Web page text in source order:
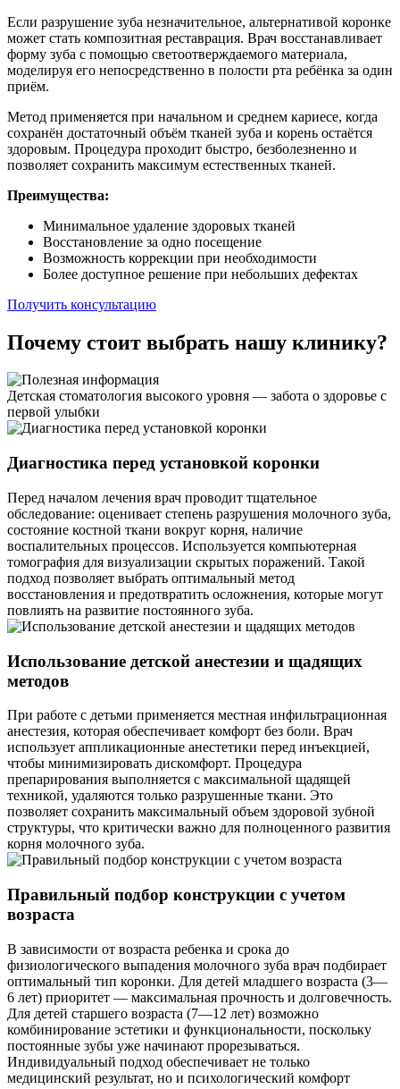
Если разрушение зуба незначительное, альтернативой коронке
может стать композитная реставрация. Врач восстанавливает
форму зуба с помощью светоотверждаемого материала,
моделируя его непосредственно в полости рта ребёнка за один
приём.
Метод применяется при начальном и среднем кариесе, когда
сохранён достаточный объём тканей зуба и корень остаётся
здоровым. Процедура проходит быстро, безболезненно и
позволяет сохранить максимум естественных тканей.
Преимущества:
Минимальное удаление здоровых тканей
Восстановление за одно посещение
Возможность коррекции при необходимости
Более доступное решение при небольших дефектах
Получить консультацию
Почему стоит выбрать нашу клинику?
Детская стоматология высокого уровня — забота о здоровье с
первой улыбки
Диагностика перед установкой коронки
Перед началом лечения врач проводит тщательное
обследование: оценивает степень разрушения молочного зуба,
состояние костной ткани вокруг корня, наличие
воспалительных процессов. Используется компьютерная
томография для визуализации скрытых поражений. Такой
подход позволяет выбрать оптимальный метод
восстановления и предотвратить осложнения, которые могут
повлиять на развитие постоянного зуба.
Использование детской анестезии и щадящих
методов
При работе с детьми применяется местная инфильтрационная
анестезия, которая обеспечивает комфорт без боли. Врач
использует аппликационные анестетики перед инъекцией,
чтобы минимизировать дискомфорт. Процедура
препарирования выполняется с максимальной щадящей
техникой, удаляются только разрушенные ткани. Это
позволяет сохранить максимальный объем здоровой зубной
структуры, что критически важно для полноценного развития
корня молочного зуба.
Правильный подбор конструкции с учетом
возраста
В зависимости от возраста ребенка и срока до
физиологического выпадения молочного зуба врач подбирает
оптимальный тип коронки. Для детей младшего возраста (3—
6 лет) приоритет — максимальная прочность и долговечность.
Для детей старшего возраста (7—12 лет) возможно
комбинирование эстетики и функциональности, поскольку
постоянные зубы уже начинают прорезываться.
Индивидуальный подход обеспечивает не только
медицинский результат, но и психологический комфорт